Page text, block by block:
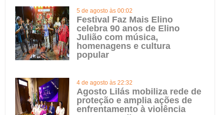
5 de agosto às 00:02
Festival Faz Mais Elino
celebra 90 anos de Elino
Julião com música,
homenagens e cultura
popular
4 de agosto às 22:32
Agosto Lilás mobiliza rede de
proteção e amplia ações de
enfrentamento à violência